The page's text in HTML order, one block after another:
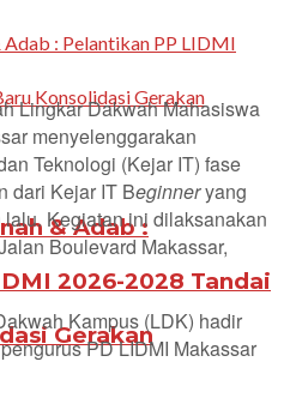
& Adab :
2026-2028 Tandai
Gerakan
Lingkar Dakwah Mahasiswa
menyelenggarakan
Teknologi (Kejar IT) fase
dari Kejar IT Beginneryang
Kegiatan ini dilaksanakan
Boulevard Makassar,
Kampus (LDK) hadir
PD LIDMI Makassar